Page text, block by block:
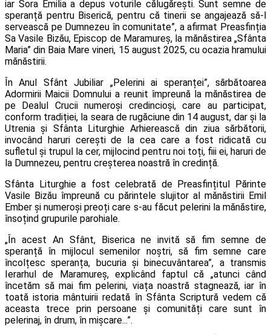
iar Sora Emilia a depus voturile călugărești. Sunt semne de
speranță pentru Biserică, pentru că tinerii se angajează să-l
servească pe Dumnezeu în comunitate”, a afirmat Preasfinția
Sa Vasile Bizău, Episcop de Maramureș, la mănăstirea „Sfânta
Maria” din Baia Mare vineri, 15 august 2025, cu ocazia hramului
mănăstirii.
În Anul Sfânt Jubiliar „Pelerini ai speranței”, sărbătoarea
Adormirii Maicii Domnului a reunit împreună la mănăstirea de
pe Dealul Crucii numeroși credincioși, care au participat,
conform tradiției, la seara de rugăciune din 14 august, dar și la
Utrenia și Sfânta Liturghie Arhierească din ziua sărbătorii,
invocând haruri cerești de la cea care a fost ridicată cu
sufletul și trupul la cer, mijlocind pentru noi toți, fiii ei, haruri de
la Dumnezeu, pentru creșterea noastră în credință.
Sfânta Liturghie a fost celebrată de Preasfințitul Părinte
Vasile Bizău împreună cu părintele slujitor al mănăstirii Emil
Ember și numeroși preoți care s-au făcut pelerini la mănăstire,
însoțind grupurile parohiale.
„În acest An Sfânt, Biserica ne invită să fim semne de
speranță în mijlocul semenilor noștri, să fim semne care
încolțesc speranța, bucuria și binecuvântarea”, a transmis
Ierarhul de Maramureș, explicând faptul că „atunci când
încetăm să mai fim pelerini, viața noastră stagnează, iar în
toată istoria mântuirii redată în Sfânta Scriptură vedem că
aceasta trece prin persoane și comunități care sunt în
pelerinaj, în drum, în mișcare...”.